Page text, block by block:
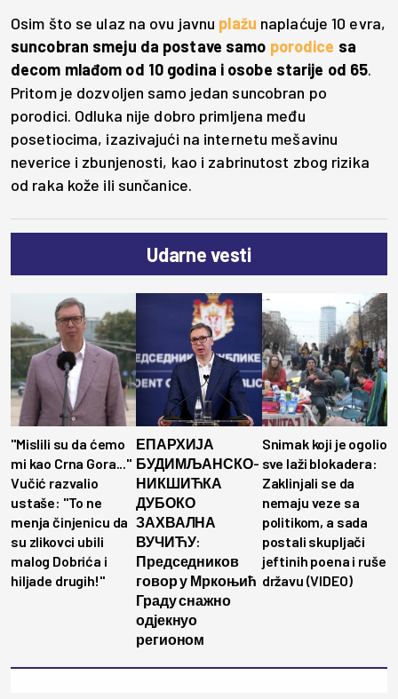
Osim što se ulaz na ovu javnu plažu naplaćuje 10 evra,
suncobran smeju da postave samo porodice sa
decom mlađom od 10 godina i osobe starije od 65.
Pritom je dozvoljen samo jedan suncobran po
porodici. Odluka nije dobro primljena među
posetiocima, izazivajući na internetu mešavinu
neverice i zbunjenosti, kao i zabrinutost zbog rizika
od raka kože ili sunčanice.
Udarne vesti
"Mislili su da ćemo
mi kao Crna Gora..."
Vučić razvalio
ustaše: "To ne
menja činjenicu da
su zlikovci ubili
malog Dobrića i
hiljade drugih!"
ЕПАРХИЈА
БУДИМЉАНСКО-
НИКШИЋКА
ДУБОКО
ЗАХВАЛНА
ВУЧИЋУ:
Председников
говор у Мркоњић
Граду снажно
одјекнуо
регионом
Snimak koji je ogolio
sve laži blokadera:
Zaklinjali se da
nemaju veze sa
politikom, a sada
postali skupljači
jeftinih poena i ruše
državu (VIDEO)